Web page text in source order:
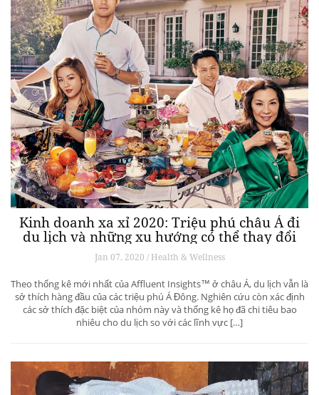
Kinh doanh xa xỉ 2020: Triệu phú châu Á đi
du lịch và những xu hướng có thể thay đổi
ngành du lịch thượng lưu
Jan 07, 2020 / Health & Wellness
Theo thống kê mới nhất của Affluent Insights™ ở châu Á, du lịch vẫn là
sở thích hàng đầu của các triệu phú Á Đông. Nghiên cứu còn xác định
các sở thích đặc biệt của nhóm này và thống kê họ đã chi tiêu bao
nhiêu cho du lịch so với các lĩnh vực […]